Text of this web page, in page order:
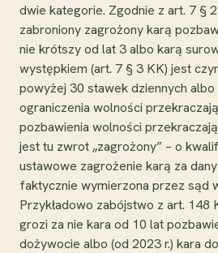
dwie kategorie. Zgodnie z art. 7 §
zabroniony zagrożony karą
nie krótszy od lat 3 albo karą
występkiem (art. 7 § 3 KK) jest
powyżej 30 stawek dziennych
ograniczenia wolności
pozbawienia wolności
jest tu zwrot „zagrożony” – o
ustawowe zagrożenie karą za
faktycznie wymierzona przez sąd
Przykładowo zabójstwo z art. 148
grozi za nie kara od 10 lat
dożywocie albo (od 2023 r.) kara